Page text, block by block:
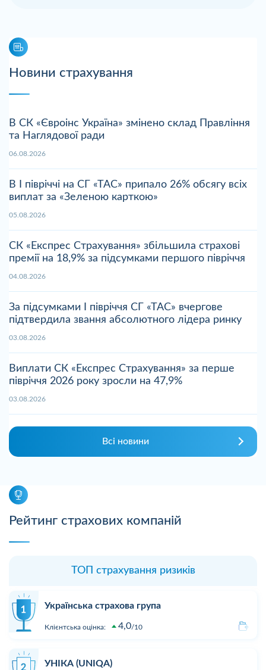
Новини страхування
В СК «Євроінс Україна» змінено склад Правління
та Наглядової ради
06.08.2026
В І півріччі на СГ «ТАС» припало 26% обсягу всіх
виплат за «Зеленою карткою»
05.08.2026
СК «Експрес Страхування» збільшила страхові
премії на 18,9% за підсумками першого півріччя
04.08.2026
За підсумками І півріччя СГ «ТАС» вчергове
підтвердила звання абсолютного лідера ринку
03.08.2026
Виплати СК «Експрес Страхування» за перше
півріччя 2026 року зросли на 47,9%
03.08.2026
Всі новини
Рейтинг страхових компаній
ТОП страхування ризиків
Українська страхова група
Клієнтська оцінка: 4,0 10
УНІКА (UNIQA)